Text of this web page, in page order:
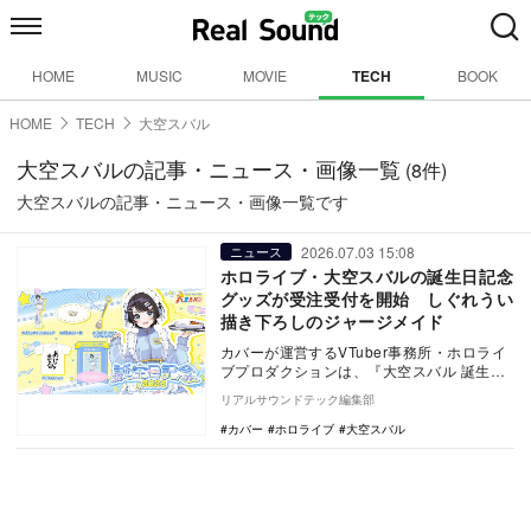
HOME MUSIC MOVIE TECH BOOK
HOME TECH 大空スバル
大空スバルの記事・ニュース・画像一覧 (8件)
大空スバルの記事・ニュース・画像一覧です
ニュース 2026.07.03 15:08
ホロライブ・大空スバルの誕生日記念
グッズが受注受付を開始 しぐれうい
描き下ろしのジャージメイド
カバーが運営するVTuber事務所・ホロライ
ブプロダクションは、『大空スバル 誕生日
記念2026』の受注受付を7月2日より開始
し…
リアルサウンドテック編集部
カバー
ホロライブ 大空スバル